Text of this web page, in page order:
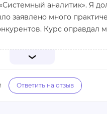
аналитик». Я
заявлено много
Курс оправдал
под свой график.
поэтому работа